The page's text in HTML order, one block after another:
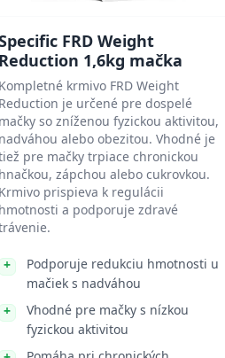
FRD Weight
Reduction 1,6kg mačka
Kompletné krmivo FRD Weight
Reduction je určené pre dospelé
mačky so zníženou fyzickou aktivitou,
nadváhou alebo obezitou. Vhodné je
pre mačky trpiace chronickou
hnačkou, zápchou alebo cukrovkou.
Krmivo prispieva k regulácii
hmotnosti a podporuje zdravé
Podporuje redukciu hmotnosti u
mačiek s nadváhou
Vhodné pre mačky s nízkou
fyzickou aktivitou